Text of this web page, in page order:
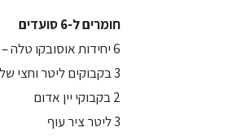
חומרים ל-6 סועדים
6 יחידות אוסובקו טלה – 350-400 גרם
3 בקבוקים ליטר וחצי של בירה שחורה
2 בקבוקי יין אדום
3 ליטר ציר עוף